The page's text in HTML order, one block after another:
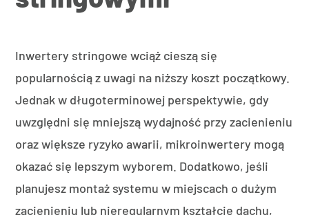
Inwertery stringowe wciąż cieszą się
popularnością z uwagi na niższy koszt początkowy.
Jednak w długoterminowej perspektywie, gdy
uwzględni się mniejszą wydajność przy zacienieniu
oraz większe ryzyko awarii, mikroinwertery mogą
okazać się lepszym wyborem. Dodatkowo, jeśli
planujesz montaż systemu w miejscach o dużym
zacienieniu lub nieregularnym kształcie dachu,